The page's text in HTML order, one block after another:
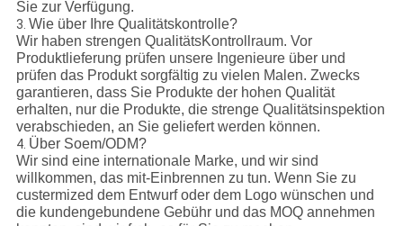
Sie zur Verfügung.
3. Wie über Ihre Qualitätskontrolle?
Wir haben strengen QualitätsKontrollraum. Vor
Produktlieferung prüfen unsere Ingenieure über und
prüfen das Produkt sorgfältig zu vielen Malen. Zwecks
garantieren, dass Sie Produkte der hohen Qualität
erhalten, nur die Produkte, die strenge Qualitätsinspektion
verabschieden, an Sie geliefert werden können.
4. Über Soem/ODM?
Wir sind eine internationale Marke, und wir sind
willkommen, das mit-Einbrennen zu tun. Wenn Sie zu
custermized dem Entwurf oder dem Logo wünschen und
die kundengebundene Gebühr und das MOQ annehmen